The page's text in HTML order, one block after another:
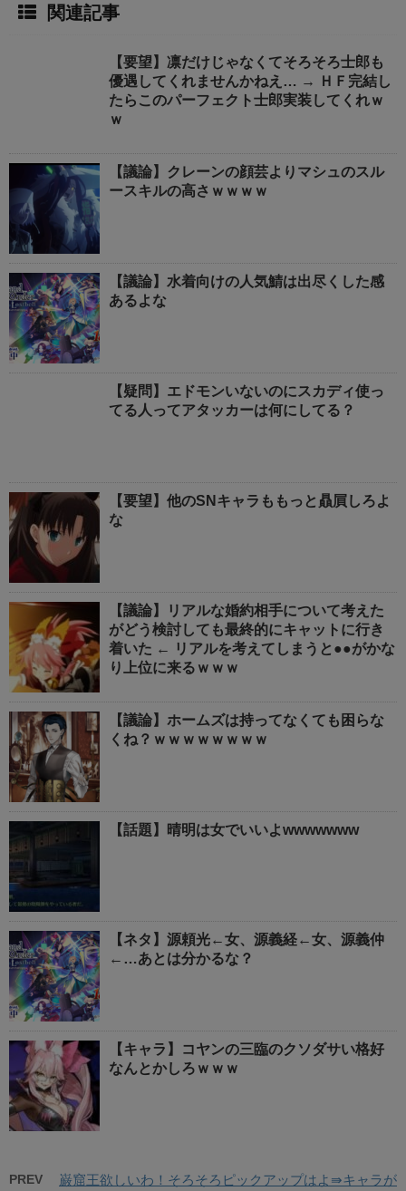
関連記事
【要望】凛だけじゃなくてそろそろ士郎も
優遇してくれませんかねえ… → ＨＦ完結し
たらこのパーフェクト士郎実装してくれｗ
ｗ
【議論】クレーンの顔芸よりマシュのスル
ースキルの高さｗｗｗｗ
【議論】水着向けの人気鯖は出尽くした感
あるよな
【疑問】エドモンいないのにスカディ使っ
てる人ってアタッカーは何にしてる？
【要望】他のSNキャラももっと贔屓しろよ
な
【議論】リアルな婚約相手について考えた
がどう検討しても最終的にキャットに行き
着いた ← リアルを考えてしまうと●●がかな
り上位に来るｗｗｗ
【議論】ホームズは持ってなくても困らな
くね？ｗｗｗｗｗｗｗｗ
【話題】晴明は女でいいよwwwwwww
【ネタ】源頼光←女、源義経←女、源義仲
←…あとは分かるな？
【キャラ】コヤンの三臨のクソダサい格好
なんとかしろｗｗｗ
PREV
巌窟王欲しいわ！そろそろピックアップはよ⇛キャラが